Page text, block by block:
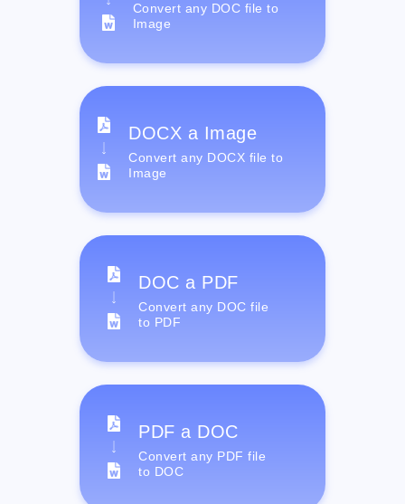
Convert any DOC file to
Image
DOCX a Image
Convert any DOCX file to
Image
DOC a PDF
Convert any DOC file
to PDF
PDF a DOC
Convert any PDF file
to DOC